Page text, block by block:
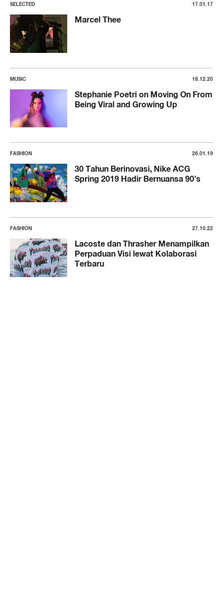
SELECTED 17.01.17
Marcel Thee
MUSIC 18.12.20
Stephanie Poetri on Moving On From
Being Viral and Growing Up
FASHION 26.01.19
30 Tahun Berinovasi, Nike ACG
Spring 2019 Hadir Bernuansa 90’s
FASHION 27.10.22
Lacoste dan Thrasher Menampilkan
Perpaduan Visi lewat Kolaborasi
Terbaru